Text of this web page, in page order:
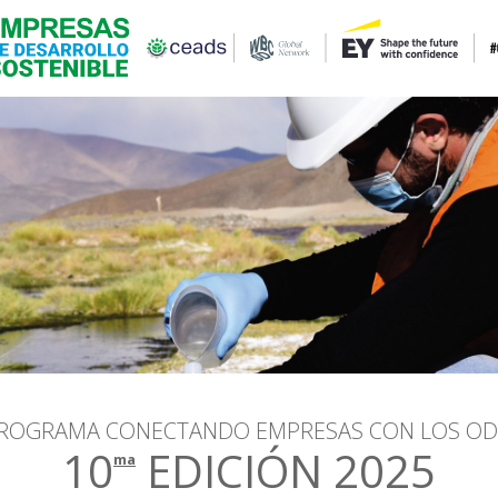
CONECTANDO EMPRESAS CON LOS
10ma EDICIÓN 2025